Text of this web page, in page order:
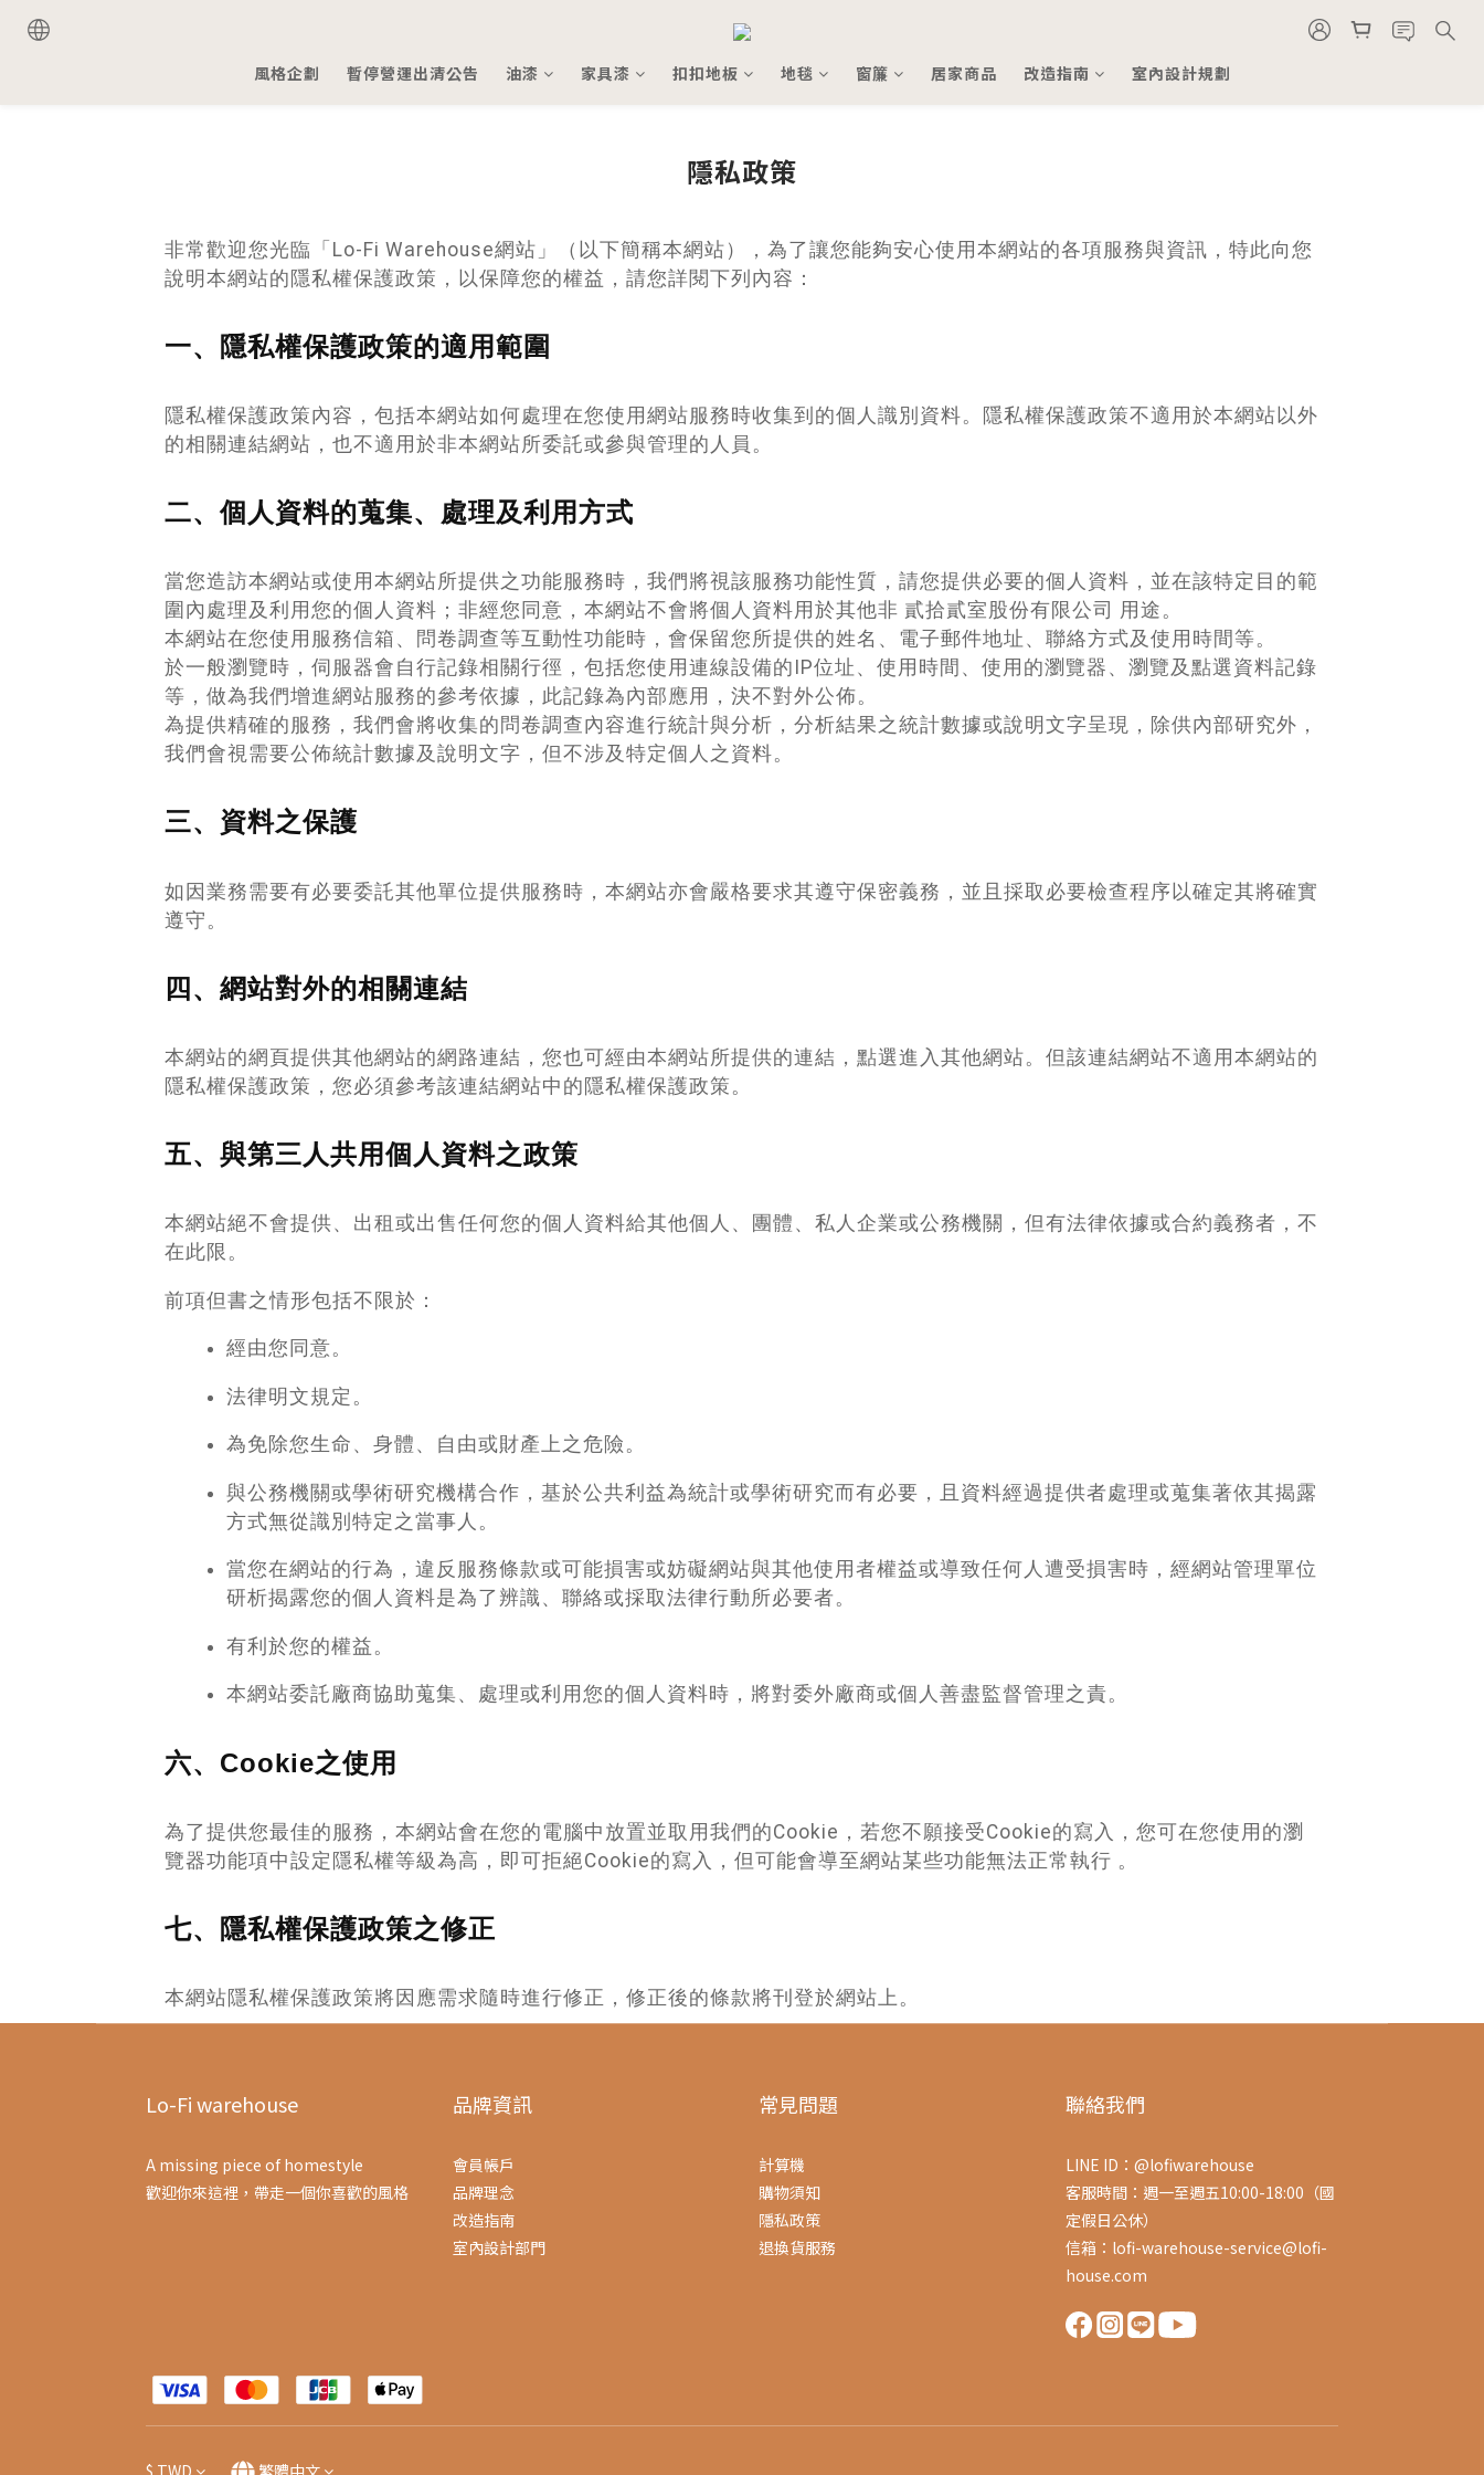
風格企劃 暫停營運出清公告 油漆 家具漆 扣扣地板 地毯 窗簾 居家商品 改造指南 室內設計規劃
隱私政策
非常歡迎您光臨「Lo-Fi Warehouse網站」（以下簡稱本網站），為了讓您能夠安心使用本網站的各項服務與資訊，特此向您
說明本網站的隱私權保護政策，以保障您的權益，請您詳閱下列內容：
一、隱私權保護政策的適用範圍
隱私權保護政策內容，包括本網站如何處理在您使用網站服務時收集到的個人識別資料。隱私權保護政策不適用於本網站以外
的相關連結網站，也不適用於非本網站所委託或參與管理的人員。
二、個人資料的蒐集、處理及利用方式
當您造訪本網站或使用本網站所提供之功能服務時，我們將視該服務功能性質，請您提供必要的個人資料，並在該特定目的範
圍內處理及利用您的個人資料；非經您同意，本網站不會將個人資料用於其他非 貳拾貳室股份有限公司 用途。
本網站在您使用服務信箱、問卷調查等互動性功能時，會保留您所提供的姓名、電子郵件地址、聯絡方式及使用時間等。
於一般瀏覽時，伺服器會自行記錄相關行徑，包括您使用連線設備的IP位址、使用時間、使用的瀏覽器、瀏覽及點選資料記錄
等，做為我們增進網站服務的參考依據，此記錄為內部應用，決不對外公佈。
為提供精確的服務，我們會將收集的問卷調查內容進行統計與分析，分析結果之統計數據或說明文字呈現，除供內部研究外，
我們會視需要公佈統計數據及說明文字，但不涉及特定個人之資料。
三、資料之保護
如因業務需要有必要委託其他單位提供服務時，本網站亦會嚴格要求其遵守保密義務，並且採取必要檢查程序以確定其將確實
遵守。
四、網站對外的相關連結
本網站的網頁提供其他網站的網路連結，您也可經由本網站所提供的連結，點選進入其他網站。但該連結網站不適用本網站的
隱私權保護政策，您必須參考該連結網站中的隱私權保護政策。
五、與第三人共用個人資料之政策
本網站絕不會提供、出租或出售任何您的個人資料給其他個人、團體、私人企業或公務機關，但有法律依據或合約義務者，不
在此限。
前項但書之情形包括不限於：
經由您同意。
法律明文規定。
為免除您生命、身體、自由或財產上之危險。
與公務機關或學術研究機構合作，基於公共利益為統計或學術研究而有必要，且資料經過提供者處理或蒐集著依其揭露
方式無從識別特定之當事人。
當您在網站的行為，違反服務條款或可能損害或妨礙網站與其他使用者權益或導致任何人遭受損害時，經網站管理單位
研析揭露您的個人資料是為了辨識、聯絡或採取法律行動所必要者。
有利於您的權益。
本網站委託廠商協助蒐集、處理或利用您的個人資料時，將對委外廠商或個人善盡監督管理之責。
六、Cookie之使用
為了提供您最佳的服務，本網站會在您的電腦中放置並取用我們的Cookie，若您不願接受Cookie的寫入，您可在您使用的瀏
覽器功能項中設定隱私權等級為高，即可拒絕Cookie的寫入，但可能會導至網站某些功能無法正常執行 。
七、隱私權保護政策之修正
本網站隱私權保護政策將因應需求隨時進行修正，修正後的條款將刊登於網站上。
Lo-Fi warehouse
A missing piece of homestyle
歡迎你來這裡，帶走一個你喜歡的風格
品牌資訊
會員帳戶
品牌理念
改造指南
室內設計部門
常見問題
計算機
購物須知
隱私政策
退換貨服務
聯絡我們
LINE ID：@lofiwarehouse
客服時間：週一至週五10:00-18:00（國
定假日公休）
信箱：lofi-warehouse-service@lofi-
house.com